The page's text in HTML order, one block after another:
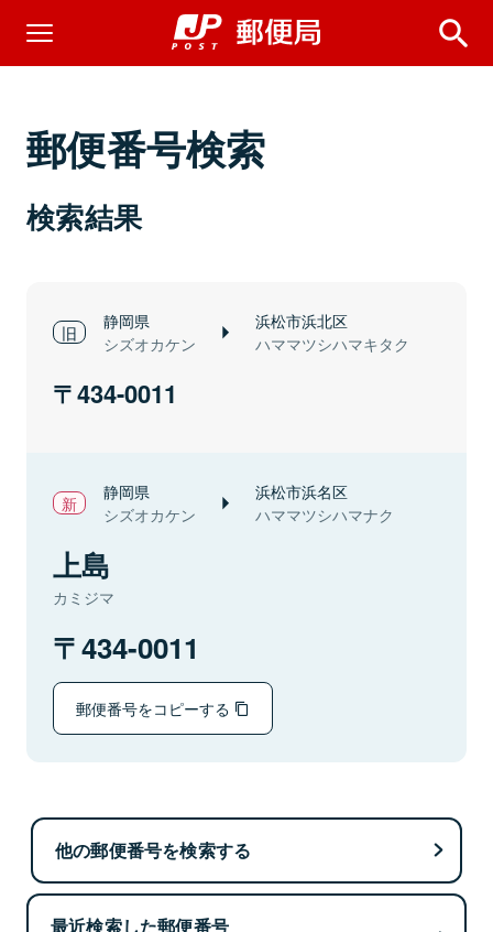
郵便番号検索
検索結果
静岡県
シズオカケン
浜松市浜北区
ハママツシハマキタク
434-0011
静岡県
シズオカケン
浜松市浜名区
ハママツシハマナク
上島
カミジマ
434-0011
郵便番号をコピーする
他の郵便番号を検索する
最近検索した郵便番号